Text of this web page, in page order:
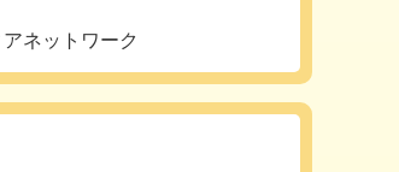
ネットワーク